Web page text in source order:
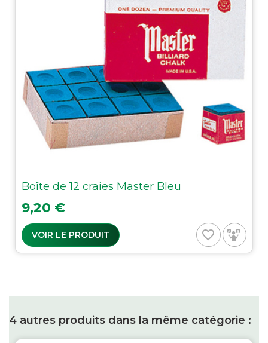
Boîte de 12 craies Master Bleu
Prix
9,20 €
VOIR LE PRODUIT favorite_border
4 autres produits dans la même catégorie :